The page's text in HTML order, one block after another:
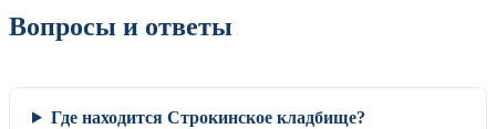
Вопросы и ответы
Где находится Строкинское кладбище?